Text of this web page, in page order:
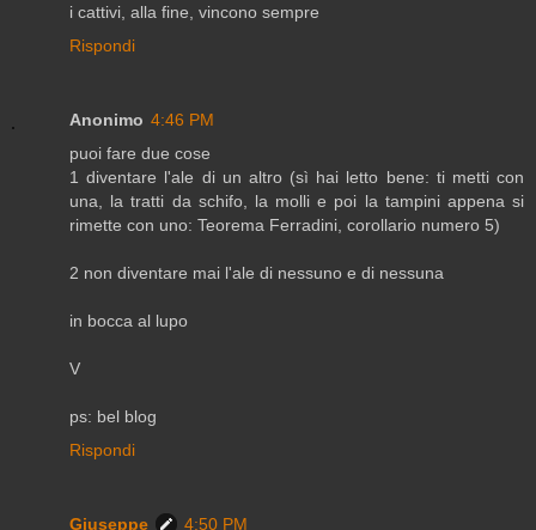
i cattivi, alla fine, vincono sempre
Rispondi
Anonimo 4:46 PM
puoi fare due cose
1 diventare l'ale di un altro (sì hai letto bene: ti metti con
una, la tratti da schifo, la molli e poi la tampini appena si
rimette con uno: Teorema Ferradini, corollario numero 5)
2 non diventare mai l'ale di nessuno e di nessuna
in bocca al lupo
V
ps: bel blog
Rispondi
Giuseppe
4:50 PM